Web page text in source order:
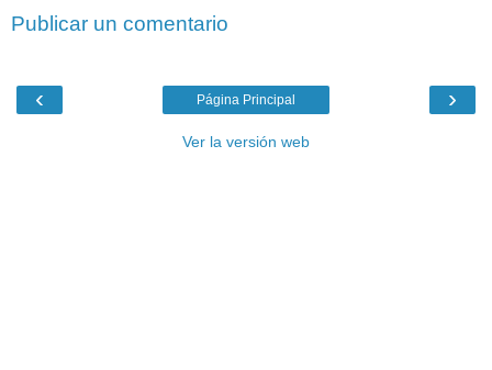
Publicar un comentario
‹ ›
Página Principal
Ver la versión web